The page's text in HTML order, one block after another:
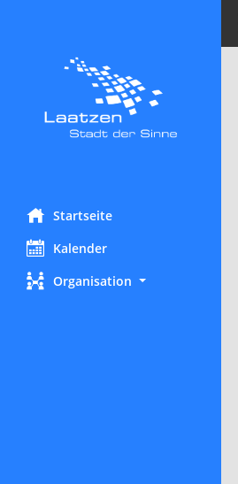
Startseite
Kalender
Organisation